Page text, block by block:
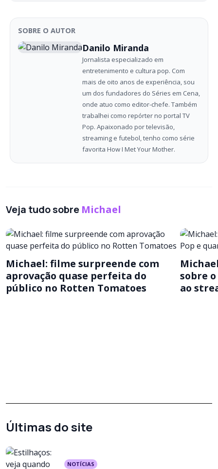
SOBRE O AUTOR
Danilo Miranda
Jornalista especializado em
entretenimento e cultura pop. Com
mais de oito anos de experiência, sou
um dos fundadores do Séries em Cena,
onde atuo como editor-chefe. Também
trabalhei como repórter no portal TV
Pop. Apaixonado por televisão,
streaming e futebol, tenho como série
favorita How I Met Your Mother.
Veja tudo sobre Michael
Michael: filme surpreende com
aprovação quase perfeita do
público no Rotten Tomatoes
sobre
ao
Últimas do site
NOTÍCIAS